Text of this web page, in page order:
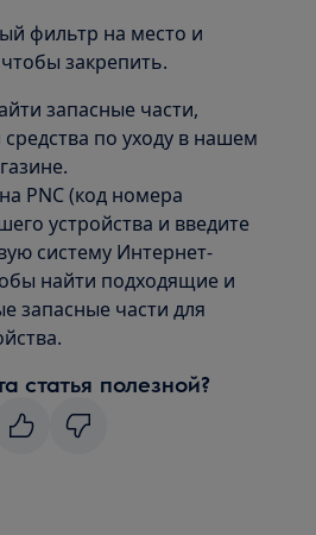
фильтр на место и
закрепить.
запасные части,
средства по уходу в нашем
PNC (код номера
устройства и введите
систему Интернет-
найти подходящие и
запасные части для
статья полезной?